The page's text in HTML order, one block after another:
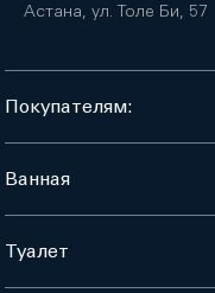
Астана, ул. Толе Би, 57
Покупателям:
Ванная
Туалет